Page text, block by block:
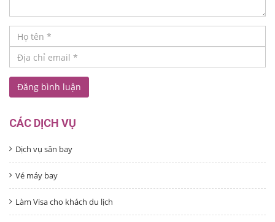
CÁC DỊCH VỤ
Dịch vụ sân bay
Vé máy bay
Làm Visa cho khách du lịch